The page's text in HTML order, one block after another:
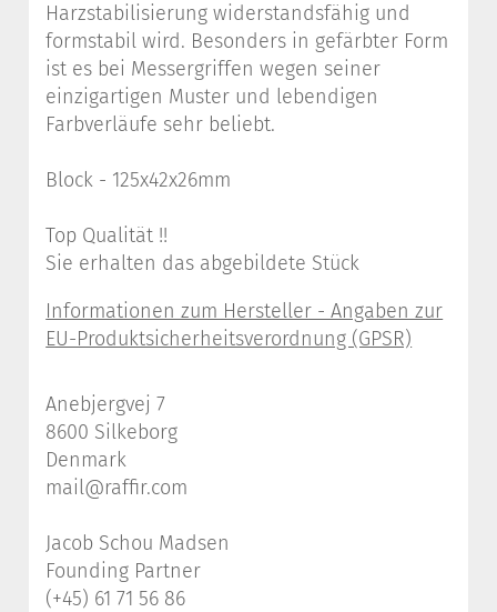
Harzstabilisierung widerstandsfähig und
formstabil wird. Besonders in gefärbter Form
ist es bei Messergriffen wegen seiner
einzigartigen Muster und lebendigen
Farbverläufe sehr beliebt.
Block - 125x42x26mm
Top Qualität !!
Sie erhalten das abgebildete Stück
Anebjergvej 7
8600 Silkeborg
Denmark
mail@raffir.com
Jacob Schou Madsen
Founding Partner
(+45) 61 71 56 86